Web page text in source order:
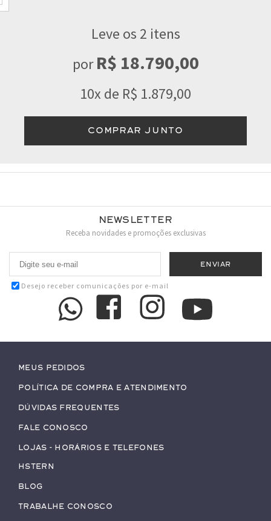
Leve os 2 itens
porR$ 18.790,00
10x de R$ 1.879,00
COMPRAR JUNTO
Newsletter
Receba novidades e promoções exclusivas
Desejo receber comunicações por e-mail
Meus pedidos
Política de Compra e Atendimento
Dúvidas Frequentes
Fale conosco
Lojas - Horários e Telefones
HStern
Blog
Trabalhe conosco